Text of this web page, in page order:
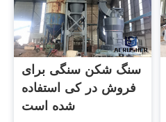
سنگ شکن سنگی برای
فروش در کی استفاده
شده است